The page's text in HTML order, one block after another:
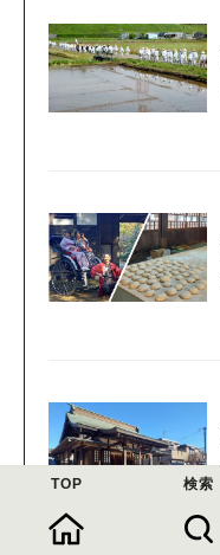
TOP 検索